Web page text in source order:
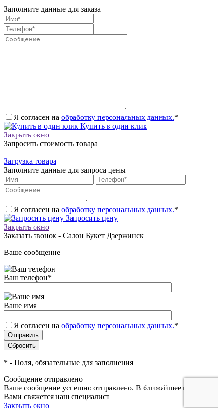
Заполните данные для заказа
Я согласен на обработку персональных данных.*
Купить в один клик
Закрыть окно
Запросить стоимость товара
Загрузка товара
Заполните данные для запроса цены
Я согласен на обработку персональных данных.*
Запросить цену
Закрыть окно
Заказать звонок - Салон Букет Дзержинск
Ваше сообщение
Ваш телефон*
Ваше имя
Я согласен на обработку персональных данных.*
* - Поля, обязательные для заполнения
Сообщение отправлено
Ваше сообщение успешно отправлено. В ближайшее время с
Вами свяжется наш специалист
Закрыть окно